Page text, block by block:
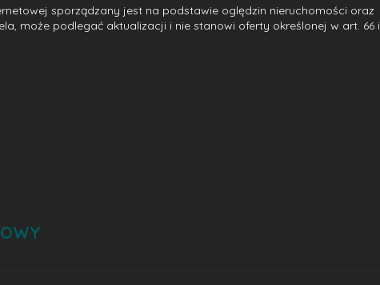
sporządzany jest na podstawie oględzin nieruchomości oraz
może podlegać aktualizacji i nie stanowi oferty określonej w art. 66 i